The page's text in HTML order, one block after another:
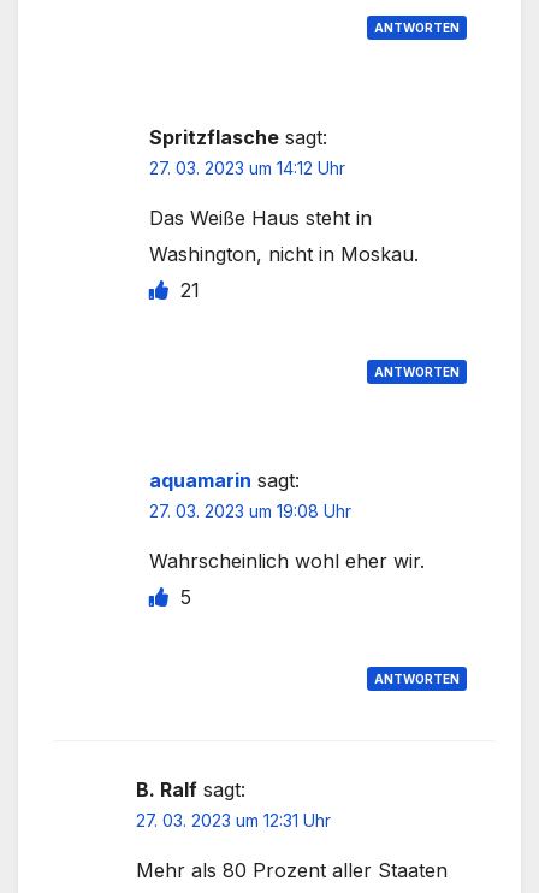
ANTWORTEN
Spritzflasche sagt:
27. 03. 2023 um 14:12 Uhr
Das Weiße Haus steht in
Washington, nicht in Moskau.
21
ANTWORTEN
aquamarin sagt:
27. 03. 2023 um 19:08 Uhr
Wahrscheinlich wohl eher wir.
5
ANTWORTEN
B. Ralf sagt:
27. 03. 2023 um 12:31 Uhr
Mehr als 80 Prozent aller Staaten